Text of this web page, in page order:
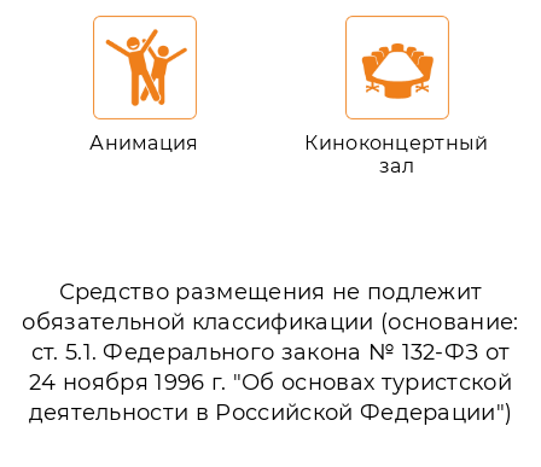
Анимация
Киноконцертный
зал
Средство размещения не подлежит
обязательной классификации (основание:
ст. 5.1. Федерального закона № 132-ФЗ от
24 ноября 1996 г. "Об основах туристской
деятельности в Российской Федерации")